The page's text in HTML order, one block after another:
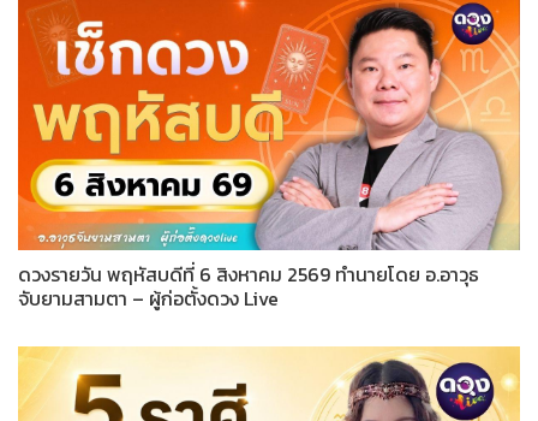
ดวงรายวัน พฤหัสบดีที่ 6 สิงหาคม 2569 ทำนายโดย อ.อาวุธ
จับยามสามตา – ผู้ก่อตั้งดวง Live